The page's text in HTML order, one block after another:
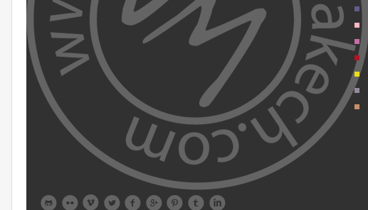
        